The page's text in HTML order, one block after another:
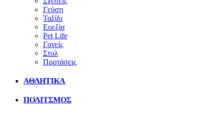
Γεύση
Ταξίδι
Ευεξία
Pet Life
Γονείς
Στυλ
Προτάσεις
ΑΘΛΗΤΙΚΑ
ΠΟΛΙΤΣΜΟΣ